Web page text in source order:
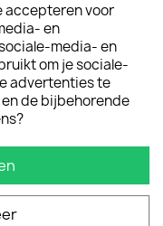
2006+
btw
accepteren voor
en
media- en
om je sociale-
advertenties te
de bijbehorende